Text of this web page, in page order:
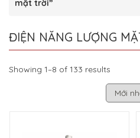
mặt trời”
ĐIỆN NĂNG LƯỢNG
Showing 1–8 of 133 results